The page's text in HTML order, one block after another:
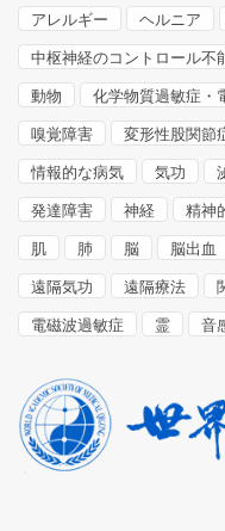
アレルギー ヘルニア
中枢神経のコントロール不
動物 化学物質過敏症・
嗅覚障害 変形性股関節
情報的な病気 気功
発達障害 神経 精神
肌 肺 脳 脳出血
遠隔気功 遠隔療法
電磁波過敏症 霊 音